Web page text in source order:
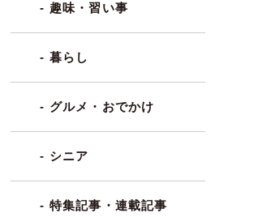
- 趣味・習い事
- 暮らし
- グルメ・おでかけ
- シニア
- 特集記事・連載記事